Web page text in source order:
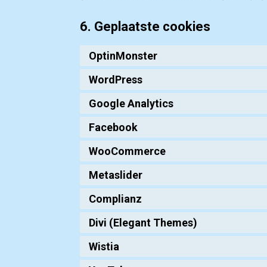
6. Geplaatste cookies
OptinMonster
WordPress
Google Analytics
Facebook
WooCommerce
Metaslider
Complianz
Divi (Elegant Themes)
Wistia